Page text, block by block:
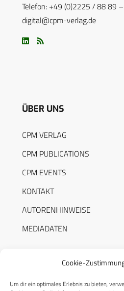
Cookie-
Um dir ein optimales Erlebnis zu bieten,
Telefon: +49 (0)2225 / 88 89
digital@cpm-verlag.de
ÜBER UNS
CPM VERLAG
CPM PUBLICATIONS
CPM EVENTS
KONTAKT
AUTORENHINWEISE
MEDIADATEN